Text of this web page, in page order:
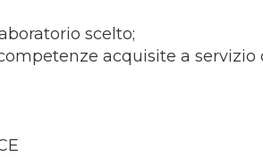
scelto;
acquisite a servizio